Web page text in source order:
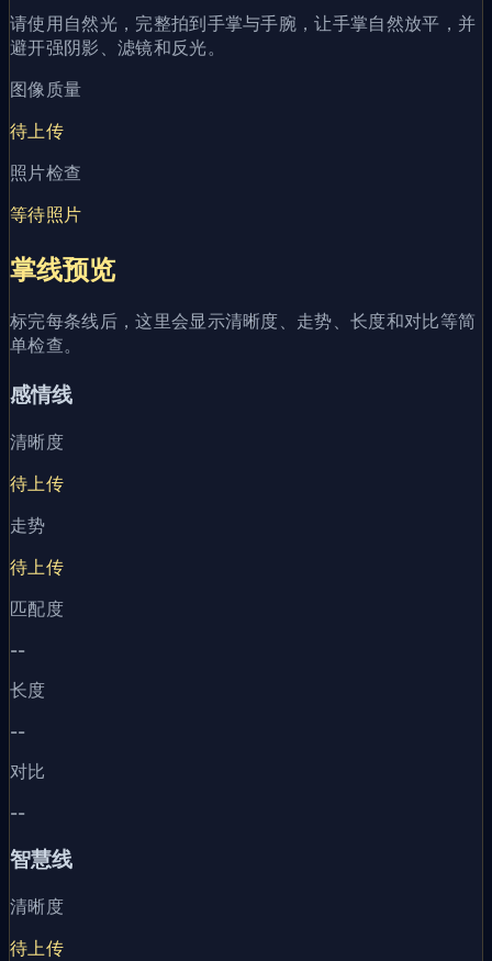
请使用自然光，完整拍到手掌与手腕，让手掌自然放平，并
避开强阴影、滤镜和反光。
图像质量
待上传
照片检查
等待照片
掌线预览
标完每条线后，这里会显示清晰度、走势、长度和对比等简
单检查。
感情线
清晰度
待上传
走势
待上传
匹配度
--
长度
--
对比
--
智慧线
清晰度
待上传